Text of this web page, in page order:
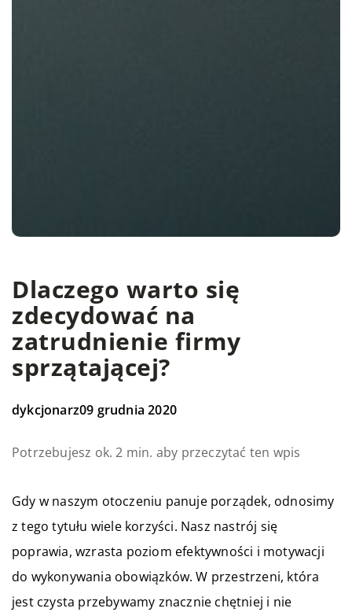
Dlaczego warto się
zdecydować na
zatrudnienie firmy
sprzątającej?
dykcjonarz09 grudnia 2020
Potrzebujesz ok. 2 min. aby przeczytać ten wpis
Gdy w naszym otoczeniu panuje porządek, odnosimy
z tego tytułu wiele korzyści. Nasz nastrój się
poprawia, wzrasta poziom efektywności i motywacji
do wykonywania obowiązków. W przestrzeni, która
jest czysta przebywamy znacznie chętniej i nie